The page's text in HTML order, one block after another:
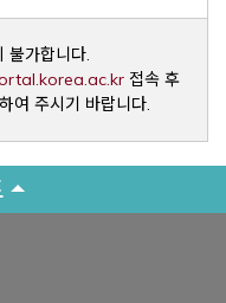
불가합니다.
Opens a
접속 후
여 주시기 바랍니다.